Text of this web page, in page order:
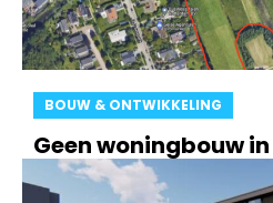
BOUW & ONTWIKKELING
Geen woningbouw